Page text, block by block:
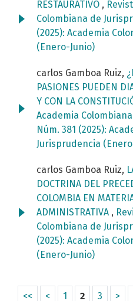
RESTAURATIVO ,
Colombiana de
(2025): Academia
(Enero-Junio)
carlos Gamboa Ruiz,
PASIONES PUEDEN
Y CON LA
Academia
Núm. 381 (2025):
Jurisprudencia
carlos Gamboa Ruiz,
DOCTRINA DEL
COLOMBIA EN
ADMINISTRATIVA ,
Colombiana de
(2025): Academia
(Enero-Junio)
<< < 1 2 3 >